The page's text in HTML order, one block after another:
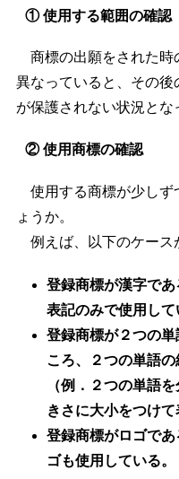
① 使用する範囲の確認
商標の出願をされた時
異なっていると、その後
が保護されない状況とな
② 使用商標の確認
使用する商標が少しず
ょうか。
例えば、以下のケース
登録商標が漢字で
表記のみで使用して
登録商標が２つの
ころ、２つの単語
（例．２つの単語
きさに大小をつけて
登録商標がロゴで
ゴも使用している。